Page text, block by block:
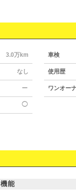
3.0万km 車検
なし 使用歴
ー ワンオー
◯
機能